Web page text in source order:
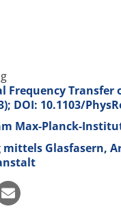
Frequency Transfer
DOI: 10.1103/
Max-Planck-
Glasfasern,